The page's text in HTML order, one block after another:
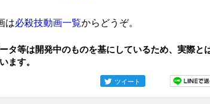
は必殺技動画一覧からどうぞ。
タ等は開発中のものを基にしているため、実際と
ます。
ツイート